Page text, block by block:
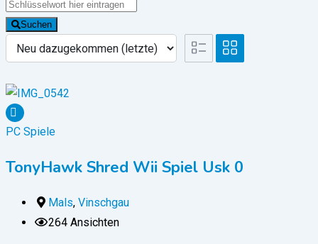
Suchen
PC Spiele
TonyHawk Shred Wii Spiel Usk 0
Mals, Vinschgau
264 Ansichten